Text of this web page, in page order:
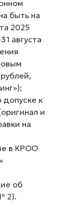
быть на
2025
августа
допуске к
и
на
в КРОО
об
2).